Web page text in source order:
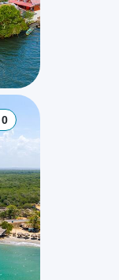
0